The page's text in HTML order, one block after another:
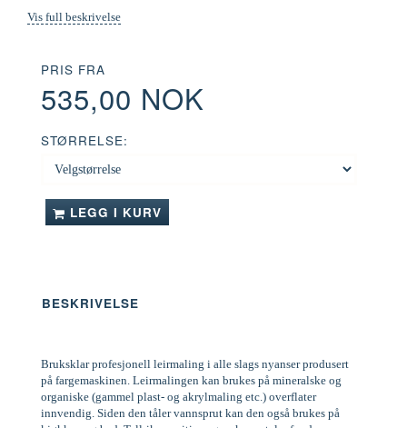
Vis full beskrivelse
PRIS FRA
535,00 NOK
STØRRELSE:
LEGG I KURV
BESKRIVELSE
Bruksklar profesjonell leirmaling i alle slags nyanser produsert
på fargemaskinen. Leirmalingen kan brukes på mineralske og
organiske (gammel plast- og akrylmaling etc.) overflater
innvendig. Siden den tåler vannsprut kan den også brukes på